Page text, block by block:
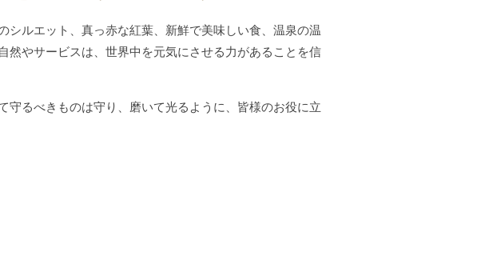
シルエット、真っ赤な紅葉、新鮮で美味しい食、温泉の温
然やサービスは、世界中を元気にさせる力があることを信
守るべきものは守り、磨いて光るように、皆様のお役に立